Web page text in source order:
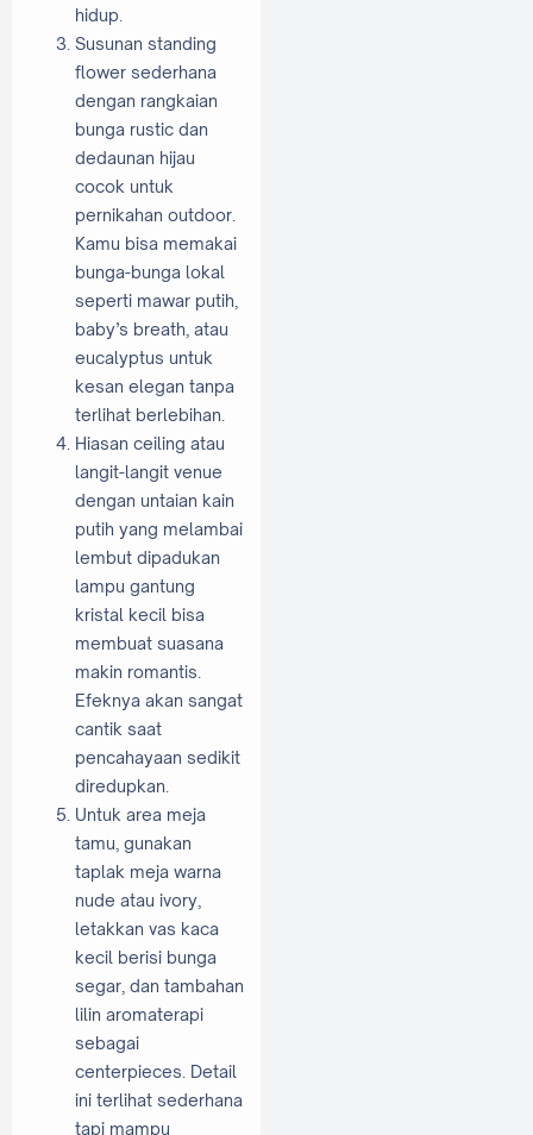
hidup.
Susunan standing
flower sederhana
dengan rangkaian
bunga rustic dan
dedaunan hijau
cocok untuk
pernikahan outdoor.
Kamu bisa memakai
bunga-bunga lokal
seperti mawar putih,
baby’s breath, atau
eucalyptus untuk
kesan elegan tanpa
terlihat berlebihan.
Hiasan ceiling atau
langit-langit venue
dengan untaian kain
putih yang melambai
lembut dipadukan
lampu gantung
kristal kecil bisa
membuat suasana
makin romantis.
Efeknya akan sangat
cantik saat
pencahayaan sedikit
diredupkan.
Untuk area meja
tamu, gunakan
taplak meja warna
nude atau ivory,
letakkan vas kaca
kecil berisi bunga
segar, dan tambahan
lilin aromaterapi
sebagai
centerpieces. Detail
ini terlihat sederhana
tapi mampu